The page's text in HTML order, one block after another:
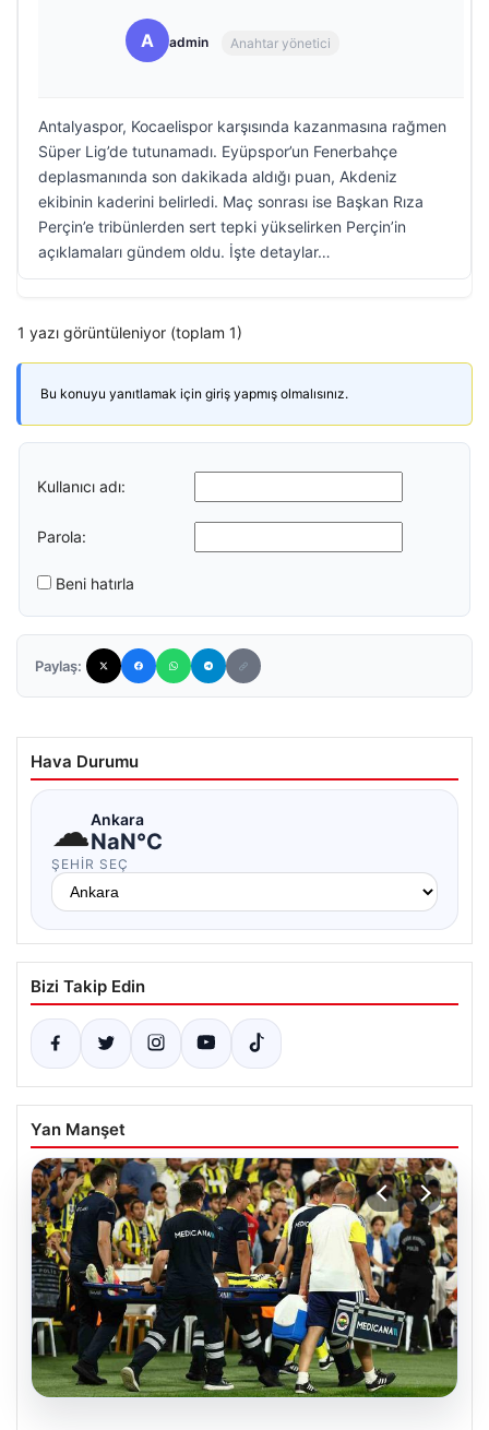
A admin Anahtar yönetici
Antalyaspor, Kocaelispor karşısında kazanmasına rağmen
Süper Lig’de tutunamadı. Eyüpspor’un Fenerbahçe
deplasmanında son dakikada aldığı puan, Akdeniz
ekibinin kaderini belirledi. Maç sonrası ise Başkan Rıza
Perçin’e tribünlerden sert tepki yükselirken Perçin’in
açıklamaları gündem oldu. İşte detaylar…
1 yazı görüntüleniyor (toplam 1)
Bu konuyu yanıtlamak için giriş yapmış olmalısınız.
Kullanıcı adı:
Parola:
Beni hatırla
Paylaş:
Hava Durumu
☁Ankara
NaN°C
ŞEHIR SEÇ
Bizi Takip Edin
Yan Manşet